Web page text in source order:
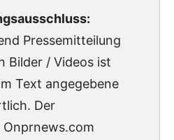
Pressemitteilung
Bilder / Videos ist
Text angegebene
Der